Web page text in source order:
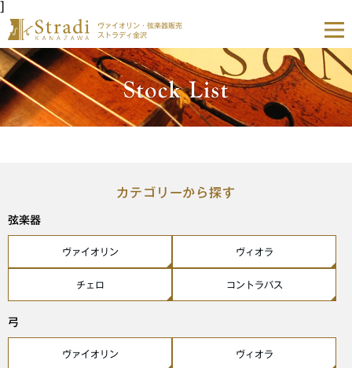
]
ヴァイオリン・弦楽器販売
ストラディ金沢
カテゴリーから探す
弦楽器
ヴァイオリン ヴィオラ
チェロ コントラバス
弓
ヴァイオリン ヴィオラ